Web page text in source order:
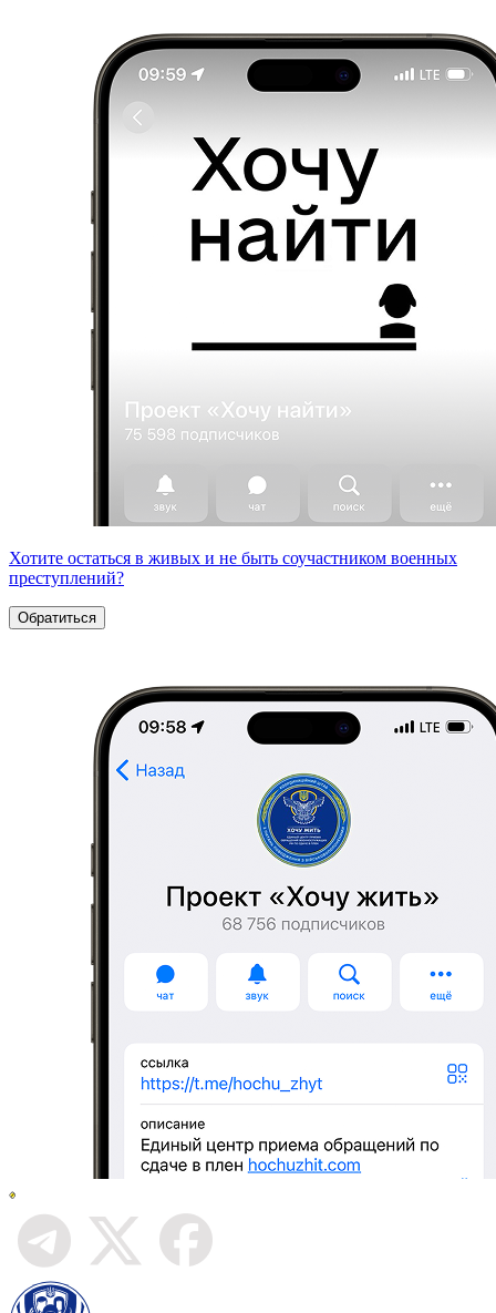
Хотите остаться в живых и не быть соучастником военных
преступлений?
Обратиться